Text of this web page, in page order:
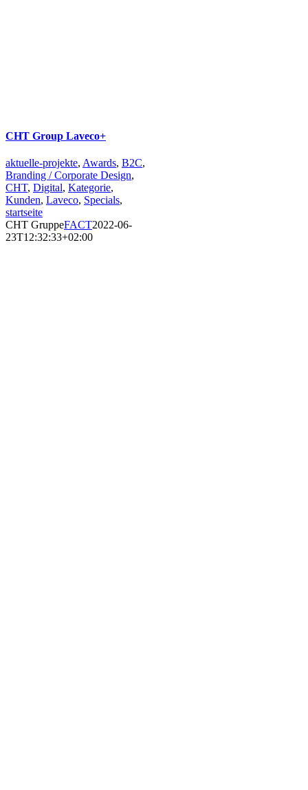
CHT Group Laveco+
aktuelle-projekte, Awards, B2C,
Branding / Corporate Design,
CHT, Digital, Kategorie,
Kunden, Laveco, Specials,
startseite
CHT GruppeFACT2022-06-
23T12:32:33+02:00